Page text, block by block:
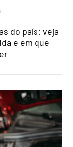
do país: veja
e em que